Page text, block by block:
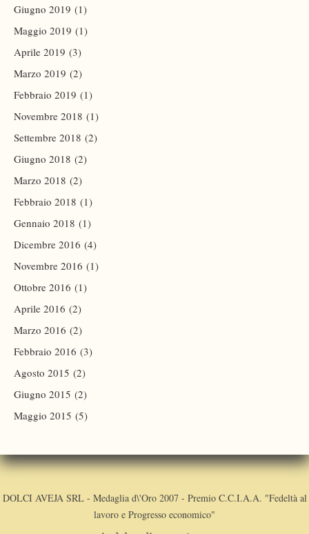
Giugno 2019 (1)
Maggio 2019 (1)
Aprile 2019 (3)
Marzo 2019 (2)
Febbraio 2019 (1)
Novembre 2018 (1)
Settembre 2018 (2)
Giugno 2018 (2)
Marzo 2018 (2)
Febbraio 2018 (1)
Gennaio 2018 (1)
Dicembre 2016 (4)
Novembre 2016 (1)
Ottobre 2016 (1)
Aprile 2016 (2)
Marzo 2016 (2)
Febbraio 2016 (3)
Agosto 2015 (2)
Giugno 2015 (2)
Maggio 2015 (5)
DOLCI AVEJA SRL - Medaglia d\'Oro 2007 - Premio C.C.I.A.A. "Fedeltà al
lavoro e Progresso economico"